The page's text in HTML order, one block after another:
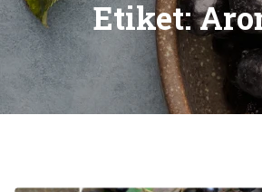
Etiket: